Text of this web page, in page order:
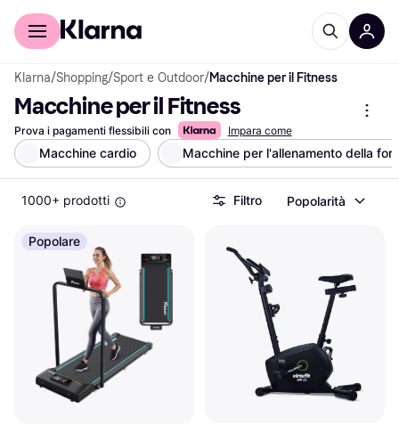
Per il tuo shopping
Klarna/Shopping/Sport e Outdoor/Macchine per il Fitness
Macchine per il Fitness
Prova i pagamenti flessibili con Impara come
Macchine cardio Macchine per l'allenamento della
1000+ prodotti Filtro Popolarità
Popolare